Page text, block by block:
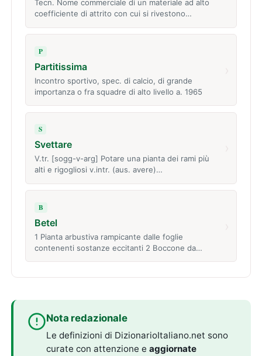
Tecn. Nome commerciale di un materiale ad alto
coefficiente di attrito con cui si rivestono…
P
Partitissima
Incontro sportivo, spec. di calcio, di grande
importanza o fra squadre di alto livello a. 1965
S
Svettare
V.tr. [sogg-v-arg] Potare una pianta dei rami più
alti e rigogliosi v.intr. (aus. avere)…
B
Betel
1 Pianta arbustiva rampicante dalle foglie
contenenti sostanze eccitanti 2 Boccone da…
Nota redazionale
Le definizioni di DizionarioItaliano.net sono
curate con attenzione eaggiornate